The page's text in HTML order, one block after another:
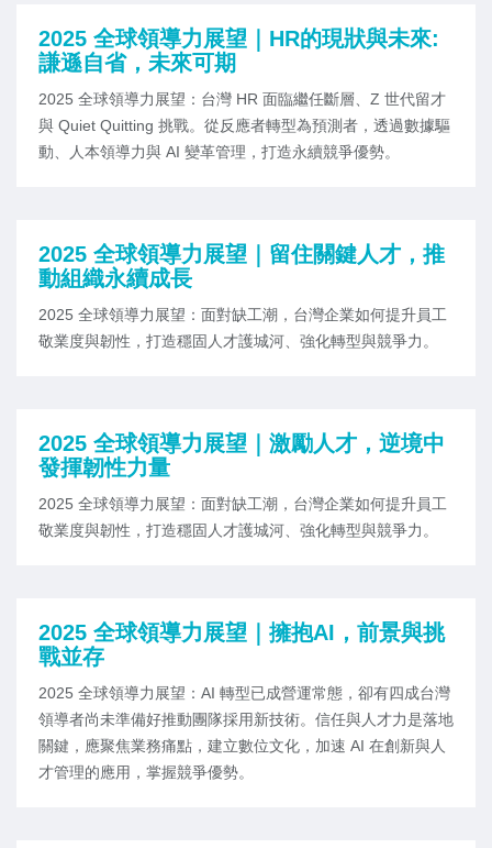
2025 全球領導力展望｜HR的現狀與未來:
謙遜自省，未來可期
2025 全球領導力展望：台灣 HR 面臨繼任斷層、Z 世代留才
與 Quiet Quitting 挑戰。從反應者轉型為預測者，透過數據驅
動、人本領導力與 AI 變革管理，打造永續競爭優勢。
2025 全球領導力展望｜留住關鍵人才，推
動組織永續成長
2025 全球領導力展望：面對缺工潮，台灣企業如何提升員工
敬業度與韌性，打造穩固人才護城河、強化轉型與競爭力。
2025 全球領導力展望｜激勵人才，逆境中
發揮韌性力量
2025 全球領導力展望：面對缺工潮，台灣企業如何提升員工
敬業度與韌性，打造穩固人才護城河、強化轉型與競爭力。
2025 全球領導力展望｜擁抱AI，前景與挑
戰並存​
2025 全球領導力展望：AI 轉型已成營運常態，卻有四成台灣
領導者尚未準備好推動團隊採用新技術。信任與人才力是落地
關鍵，應聚焦業務痛點，建立數位文化，加速 AI 在創新與人
才管理的應用，掌握競爭優勢。